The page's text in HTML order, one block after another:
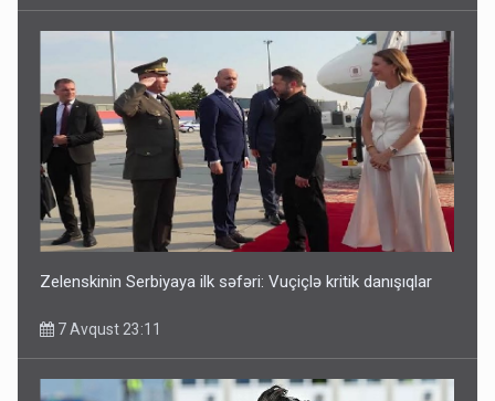
Zelenskinin Serbiyaya ilk səfəri: Vuçiçlə kritik danışıqlar
7 Avqust 23:11